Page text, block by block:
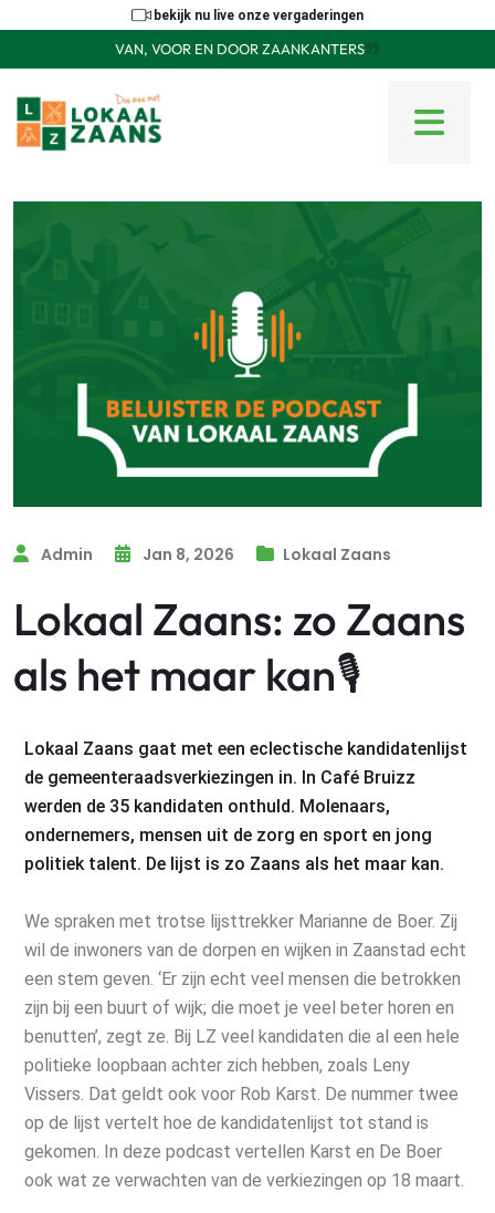
bekijk nu live onze vergaderingen
VAN, VOOR EN DOOR ZAANKANTERS
Admin Jan 8, 2026 Lokaal Zaans
Lokaal Zaans: zo Zaans
als het maar kan🎙
Lokaal Zaans gaat met een eclectische kandidatenlijst
de gemeenteraadsverkiezingen in. In Café Bruizz
werden de 35 kandidaten onthuld. Molenaars,
ondernemers, mensen uit de zorg en sport en jong
politiek talent. De lijst is zo Zaans als het maar kan.
We spraken met trotse lijsttrekker Marianne de Boer. Zij
wil de inwoners van de dorpen en wijken in Zaanstad echt
een stem geven. ‘Er zijn echt veel mensen die betrokken
zijn bij een buurt of wijk; die moet je veel beter horen en
benutten’, zegt ze. Bij LZ veel kandidaten die al een hele
politieke loopbaan achter zich hebben, zoals Leny
Vissers. Dat geldt ook voor Rob Karst. De nummer twee
op de lijst vertelt hoe de kandidatenlijst tot stand is
gekomen. In deze podcast vertellen Karst en De Boer
ook wat ze verwachten van de verkiezingen op 18 maart.